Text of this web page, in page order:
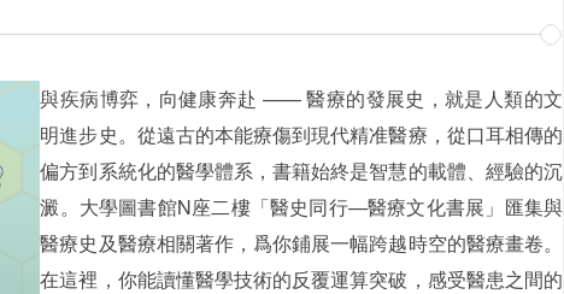
與疾病博弈，向健康奔赴 —— 醫療的發展史，就是人類的文
明進步史。從遠古的本能療傷到現代精准醫療，從口耳相傳的
偏方到系統化的醫學體系，書籍始終是智慧的載體、經驗的沉
澱。大學圖書館N座二樓「醫史同行—醫療文化書展」匯集與
醫療史及醫療相關著作，爲你鋪展一幅跨越時空的醫療畫卷。
在這裡，你能讀懂醫學技術的反覆運算突破，感受醫患之間的